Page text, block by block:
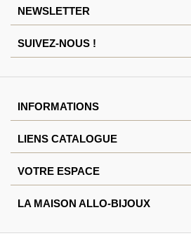
NEWSLETTER
SUIVEZ-NOUS !
INFORMATIONS
LIENS CATALOGUE
VOTRE ESPACE
LA MAISON ALLO-BIJOUX